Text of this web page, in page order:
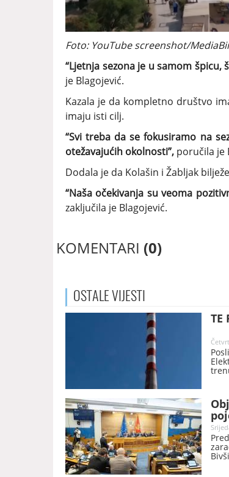
Foto: YouTube screenshot/
“Ljetnja sezona je u samom
je Blagojević.
Kazala je da kompletno društvo
imaju isti cilj.
“Svi treba da se fokusiramo na
otežavajućih okolnosti”, poručila je
Dodala je da Kolašin i Žabljak
“Naša očekivanja su veoma
zaključila je Blagojević.
KOMENTARI (0)
OSTALEVIJESTI